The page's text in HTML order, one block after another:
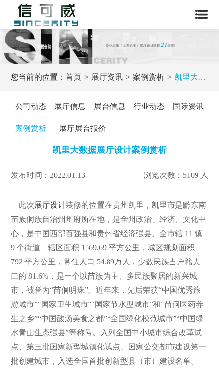
您当前的位置：首页 展厅资讯 案例赏析 凯里大数据展厅设计案例赏析
公司动态 展厅信息 展台信息 行业动态 国际资讯
案例赏析 展厅展台报价
凯里大数据展厅设计案例赏析
发布时间：2022.01.13 浏览次数：5109 人
此次展厅设计装修的位置在贵州凯里，凯里市是黔东南
苗族侗族自治州州府所在地，是全州政治、经济、文化中
心，是中国西部百强县和贵州省经济强县。全市辖 11 镇
9 个街道，辖区面积 1569.69 平方公里，城区规划面积
792 平方公里，常住人口 54.89万人，少数民族占户籍人
口的 81.6%，是一个以苗族为主、多民族聚居的新兴城
市，被誉为“苗侗明珠”。近年来，先后荣获“中国优秀旅
游城市”“国家卫生城市”“国家节水型城市”和“苗侗医药养
生之乡”“中国酸汤美食之都”“全国绿化模范城市”“中国绿
水青山生态强县”等称号。入列全国中小城市综合改革试
点、第三批国家新型城镇化试点、国家公交都市建设第一
批创建城市，入选全国首批创新型县（市）建设名单。